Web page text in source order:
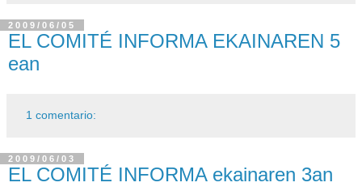
2009/06/05
EL COMITÉ INFORMA EKAINAREN 5
ean
1 comentario:
2009/06/03
EL COMITÉ INFORMA ekainaren 3an